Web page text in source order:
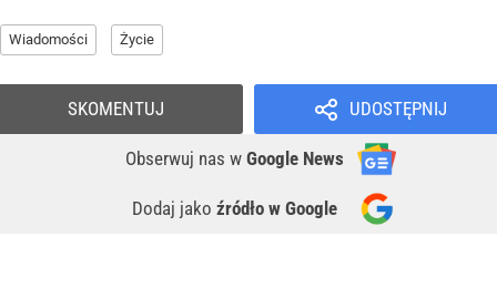
Wiadomości Życie
UDOSTĘPNIJ
Obserwuj nas w Google News
Dodaj jako źródło w Google
SKOMENTUJ